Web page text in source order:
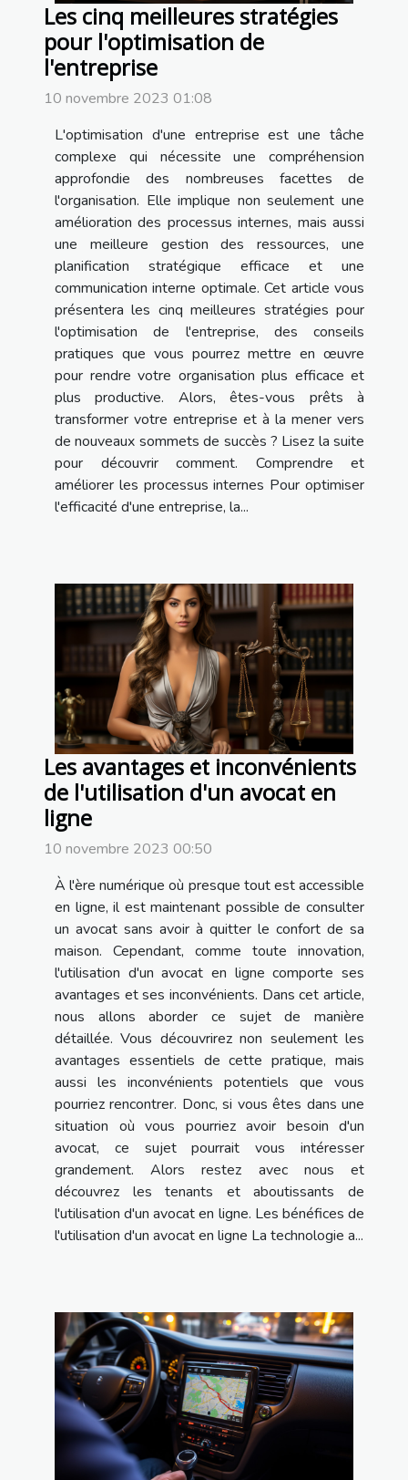
Les cinq meilleures stratégies
pour l'optimisation de
l'entreprise
10 novembre 2023 01:08
L'optimisation d'une entreprise est une tâche
complexe qui nécessite une compréhension
approfondie des nombreuses facettes de
l'organisation. Elle implique non seulement une
amélioration des processus internes, mais aussi
une meilleure gestion des ressources, une
planification stratégique efficace et une
communication interne optimale. Cet article vous
présentera les cinq meilleures stratégies pour
l'optimisation de l'entreprise, des conseils
pratiques que vous pourrez mettre en œuvre
pour rendre votre organisation plus efficace et
plus productive. Alors, êtes-vous prêts à
transformer votre entreprise et à la mener vers
de nouveaux sommets de succès ? Lisez la suite
pour découvrir comment. Comprendre et
améliorer les processus internes Pour optimiser
l'efficacité d'une entreprise, la...
Les avantages et inconvénients
de l'utilisation d'un avocat en
ligne
10 novembre 2023 00:50
À l'ère numérique où presque tout est accessible
en ligne, il est maintenant possible de consulter
un avocat sans avoir à quitter le confort de sa
maison. Cependant, comme toute innovation,
l'utilisation d'un avocat en ligne comporte ses
avantages et ses inconvénients. Dans cet article,
nous allons aborder ce sujet de manière
détaillée. Vous découvrirez non seulement les
avantages essentiels de cette pratique, mais
aussi les inconvénients potentiels que vous
pourriez rencontrer. Donc, si vous êtes dans une
situation où vous pourriez avoir besoin d'un
avocat, ce sujet pourrait vous intéresser
grandement. Alors restez avec nous et
découvrez les tenants et aboutissants de
l'utilisation d'un avocat en ligne. Les bénéfices de
l'utilisation d'un avocat en ligne La technologie a...